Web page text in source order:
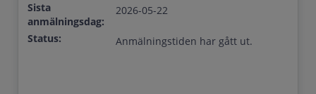
Sista
anmälningsdag:
2026-05-22
Status: Anmälningstiden har gått ut.